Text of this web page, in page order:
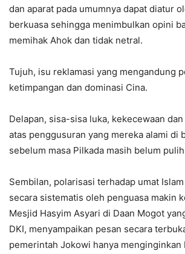
dan aparat pada umumnya dapat diatur
berkuasa sehingga menimbulkan opini
memihak Ahok dan tidak netral.
Tujuh, isu reklamasi yang mengandung
ketimpangan dan dominasi Cina.
Delapan, sisa-sisa luka, kekecewaan
atas penggusuran yang mereka alami di
sebelum masa Pilkada masih belum
Sembilan, polarisasi terhadap umat
secara sistematis oleh penguasa makin
Mesjid Hasyim Asyari di Daan Mogot
DKI, menyampaikan pesan secara
pemerintah Jokowi hanya menginginkan